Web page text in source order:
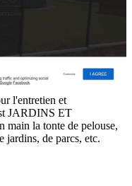
l'entretien et
JARDINS ET
main la tonte de pelouse,
jardins, de parcs, etc.